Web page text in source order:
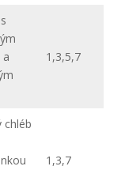
1,3,5,7
chléb
1,3,7